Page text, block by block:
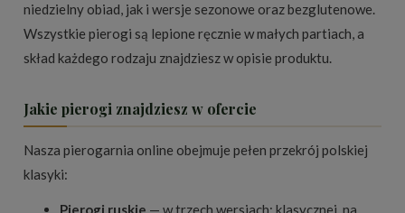
niedzielny obiad, jak i wersje sezonowe oraz bezglutenowe.
Wszystkie pierogi są lepione ręcznie w małych partiach, a
skład każdego rodzaju znajdziesz w opisie produktu.
Jakie pierogi znajdziesz w ofercie
Nasza pierogarnia online obejmuje pełen przekrój polskiej
klasyki:
Pierogi ruskie — w trzech wersjach: klasycznej, na